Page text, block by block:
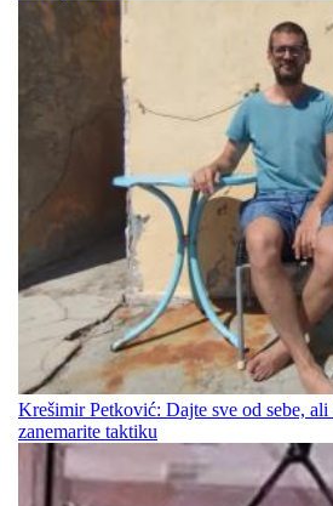
Krešimir Petković: Dajte sve od sebe,
zanemarite taktiku